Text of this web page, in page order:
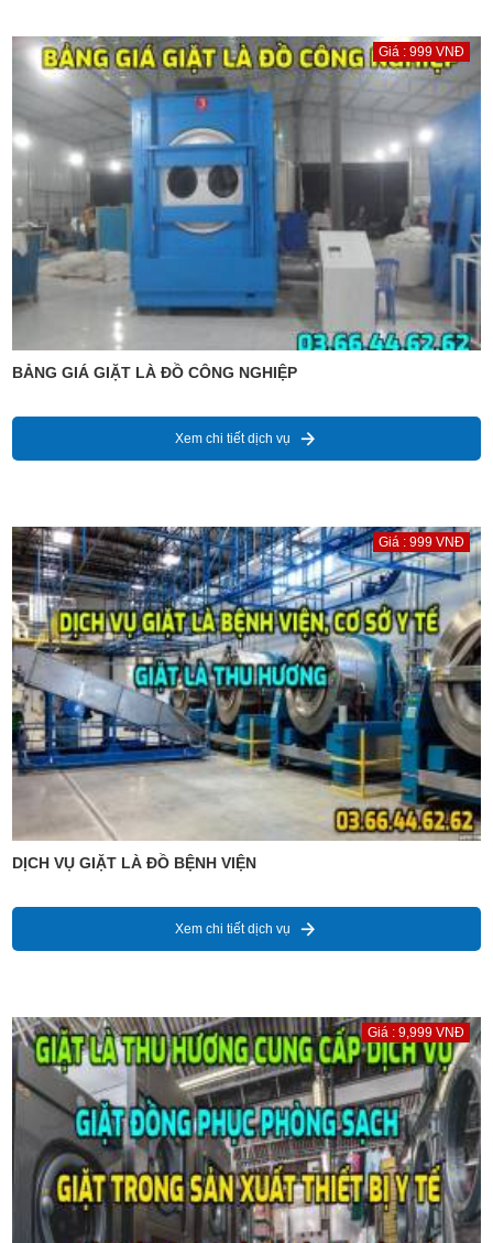
Giá : 999 VNĐ
BẢNG GIÁ GIẶT LÀ ĐỒ CÔNG NGHIỆP
Xem chi tiết dịch vụ
Giá : 999 VNĐ
DỊCH VỤ GIẶT LÀ ĐỒ BỆNH VIỆN
Xem chi tiết dịch vụ
Giá : 9,999 VNĐ